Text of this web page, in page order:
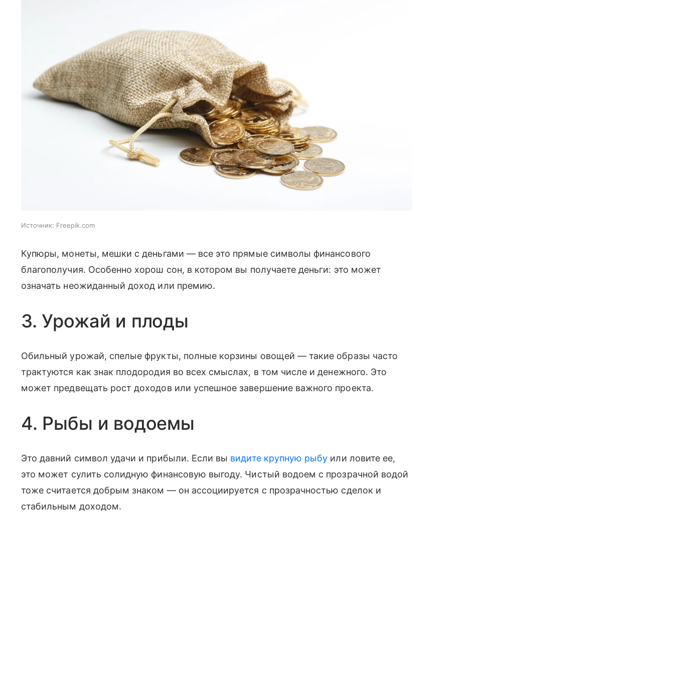
Источник: Freepik.com
Купюры, монеты, мешки с деньгами — все это прямые символы финансового
благополучия. Особенно хорош сон, в котором вы получаете деньги: это может
означать неожиданный доход или премию.
3. Урожай и плоды
Обильный урожай, спелые фрукты, полные корзины овощей — такие образы часто
трактуются как знак плодородия во всех смыслах, в том числе и денежного. Это
может предвещать рост доходов или успешное завершение важного проекта.
4. Рыбы и водоемы
Это давний символ удачи и прибыли. Если вы видите крупную рыбу или ловите ее,
это может сулить солидную финансовую выгоду. Чистый водоем с прозрачной водой
тоже считается добрым знаком — он ассоциируется с прозрачностью сделок и
стабильным доходом.